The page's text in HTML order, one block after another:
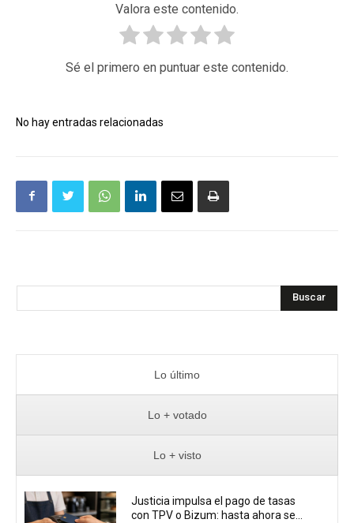
Valora este contenido.
Sé el primero en puntuar este contenido.
No hay entradas relacionadas
Buscar
Lo último
Lo + votado
Lo + visto
Justicia impulsa el pago de tasas
con TPV o Bizum: hasta ahora se...